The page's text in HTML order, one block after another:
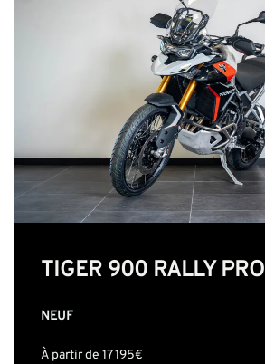
TIGER 900 RALLY PRO
NEUF
À partir de 17 195€